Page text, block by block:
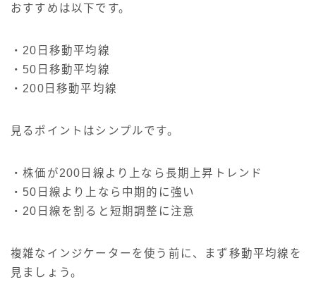
おすすめは以下です。
・20日移動平均線
・50日移動平均線
・200日移動平均線
見るポイントはシンプルです。
・株価が200日線より上なら長期上昇トレンド
・50日線より上なら中期的に強い
・20日線を割ると短期調整に注意
複雑なインジケーターを使う前に、まず移動平均線を
見ましょう。